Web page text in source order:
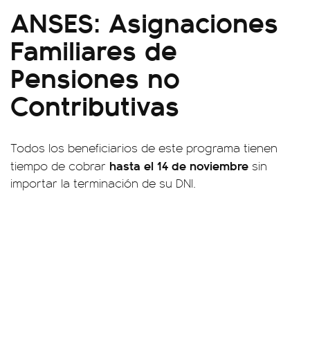
ANSES: Asignaciones
Familiares de
Pensiones no
Contributivas
Todos los beneficiarios de este programa tienen
tiempo de cobrar hasta el 14 de noviembre sin
importar la terminación de su DNI.